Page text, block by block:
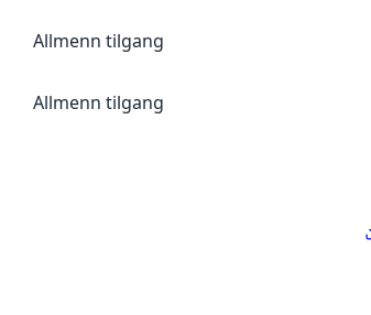
Allmenn tilgang
Allmenn tilgang